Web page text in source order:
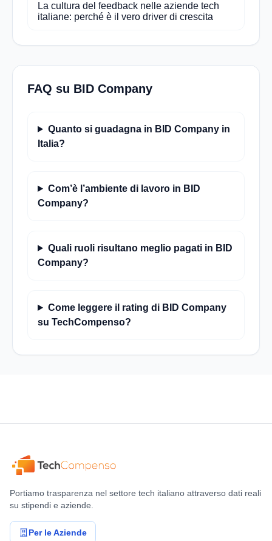
La cultura del feedback nelle aziende tech
italiane: perché è il vero driver di crescita
FAQ su BID Company
Quanto si guadagna in BID Company in
Italia?
Com’è l’ambiente di lavoro in BID
Company?
Quali ruoli risultano meglio pagati in BID
Company?
Come leggere il rating di BID Company
su TechCompenso?
Portiamo trasparenza nel settore tech italiano attraverso dati reali
su stipendi e aziende.
Per le Aziende